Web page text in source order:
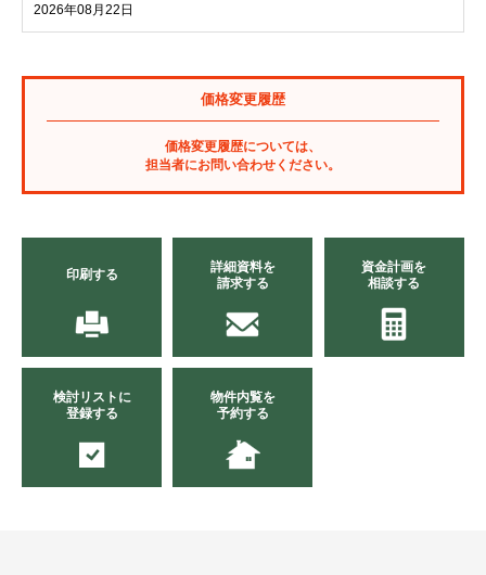
2026年08月22日
価格変更履歴
価格変更履歴については、
担当者にお問い合わせください。
印刷する
詳細資料を
請求する
資金計画を
相談する
検討リストに
登録する
物件内覧を
予約する